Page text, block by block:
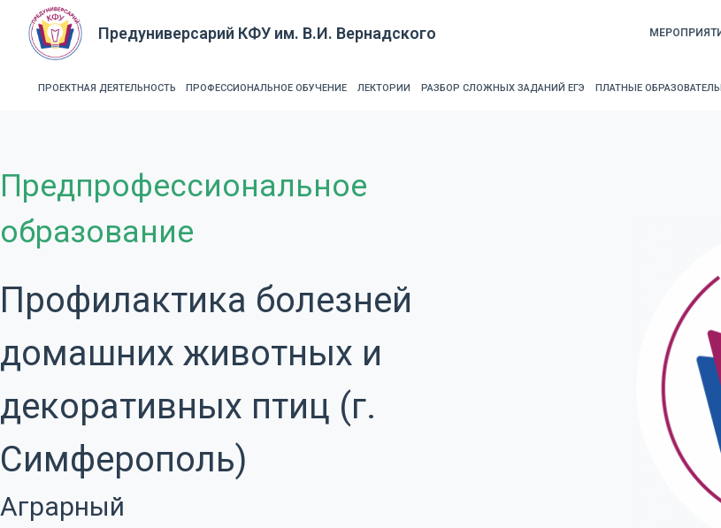
к
с
у
Предуниверсарий КФУ им. В.И. Вернадского
ПРОЕКТНАЯ ДЕЯТЕЛЬНОСТЬ ПРОФЕССИОНАЛЬНОЕ ОБУЧЕНИЕ ЛЕКТОРИИ РАЗБОР СЛОЖНЫХ ЗАДАНИЙ ЕГЭ ПЛАТНЫЕ
Предпрофессиональное
образование
Профилактика болезней
домашних животных и
декоративных птиц (г.
Симферополь)
Аграрный